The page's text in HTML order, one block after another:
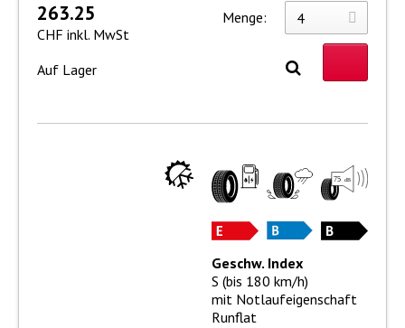
263.25
CHF inkl. MwSt
Menge:
Auf Lager
Geschw. Index
S (bis 180 km/h)
mit Notlaufeigenschaft
Runflat